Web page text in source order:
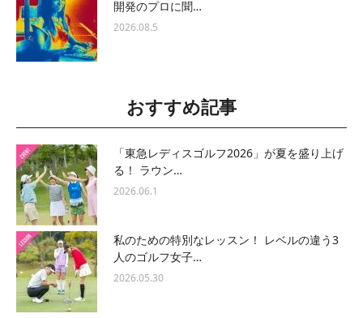
開発のプロに聞…
2026.08.5
おすすめ記事
「東急レディスゴルフ2026」が夏を盛り上げ
る！ ラウン…
2026.06.1
私のための特別なレッスン！ レベルの違う3
人のゴルフ女子…
2026.05.30